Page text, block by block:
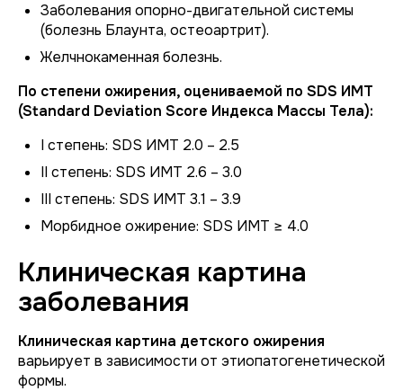
Заболевания опорно-двигательной системы
(болезнь Блаунта, остеоартрит).
Желчнокаменная болезнь.
По степени ожирения, оцениваемой по SDS ИМТ
(Standard Deviation Score Индекса Массы Тела):
I степень: SDS ИМТ 2.0 – 2.5
II степень: SDS ИМТ 2.6 – 3.0
III степень: SDS ИМТ 3.1 – 3.9
Морбидное ожирение: SDS ИМТ ≥ 4.0
Клиническая картина
заболевания
Клиническая картина детского ожирения
варьирует в зависимости от этиопатогенетической
формы.